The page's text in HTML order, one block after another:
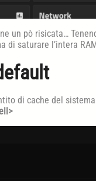
un pò risicata…
di saturare l’intera
di cache del